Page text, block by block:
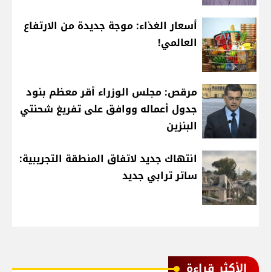
أسعار الغذاء: موجة جديدة من الارتفاع
العالمي!
مرقص: مجلس الوزراء أقر معظم بنود
جدول أعماله ووافق على تفريغ شحنتي
البنزين
انتهاك جديد لاتفاق المنطقة التجريبية:
ساتر ترابي جديد